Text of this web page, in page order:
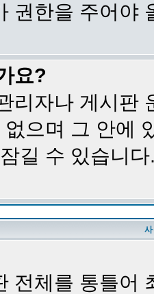
권한을 주어야
요?
리자나 게시판
으며 그 안에
길 수 있습니다
전체를 통틀어